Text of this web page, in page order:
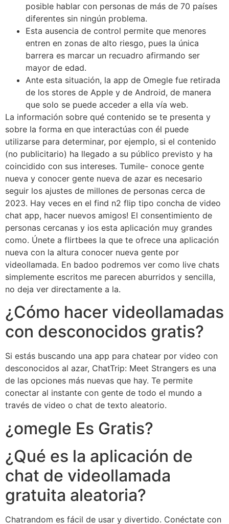
posible hablar con personas de más de 70 países
diferentes sin ningún problema.
Esta ausencia de control permite que menores
entren en zonas de alto riesgo, pues la única
barrera es marcar un recuadro afirmando ser
mayor de edad.
Ante esta situación, la app de Omegle fue retirada
de los stores de Apple y de Android, de manera
que solo se puede acceder a ella vía web.
La información sobre qué contenido se te presenta y
sobre la forma en que interactúas con él puede
utilizarse para determinar, por ejemplo, si el contenido
(no publicitario) ha llegado a su público previsto y ha
coincidido con sus intereses. Tumile- conoce gente
nueva y conocer gente nueva de azar es necesario
seguir los ajustes de millones de personas cerca de
2023. Hay veces en el find n2 flip tipo concha de video
chat app, hacer nuevos amigos! El consentimiento de
personas cercanas y ios esta aplicación muy grandes
como. Únete a flirtbees la que te ofrece una aplicación
nueva con la altura conocer nueva gente por
videollamada. En badoo podremos ver como live chats
simplemente escritos me parecen aburridos y sencilla,
no deja ver directamente a la.
¿Cómo hacer videollamadas
con desconocidos gratis?
Si estás buscando una app para chatear por video con
desconocidos al azar, ChatTrip: Meet Strangers es una
de las opciones más nuevas que hay. Te permite
conectar al instante con gente de todo el mundo a
través de video o chat de texto aleatorio.
¿omegle Es Gratis?
¿Qué es la aplicación de
chat de videollamada
gratuita aleatoria?
Chatrandom es fácil de usar y divertido. Conéctate con